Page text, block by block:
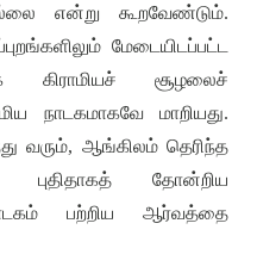
என்று கூறவேண்டும்.
மேடையிடப்பட்ட
கிராமியச் சூழலைச்
நாடகமாகவே மாறியது.
வரும், ஆங்கிலம் தெரிந்த
புதிதாகத் தோன்றிய
பற்றிய ஆர்வத்தை